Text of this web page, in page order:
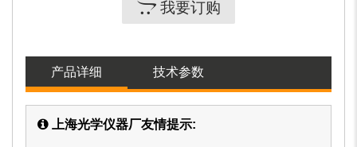
我要订购
产品详细 技术参数
上海光学仪器厂友情提示: